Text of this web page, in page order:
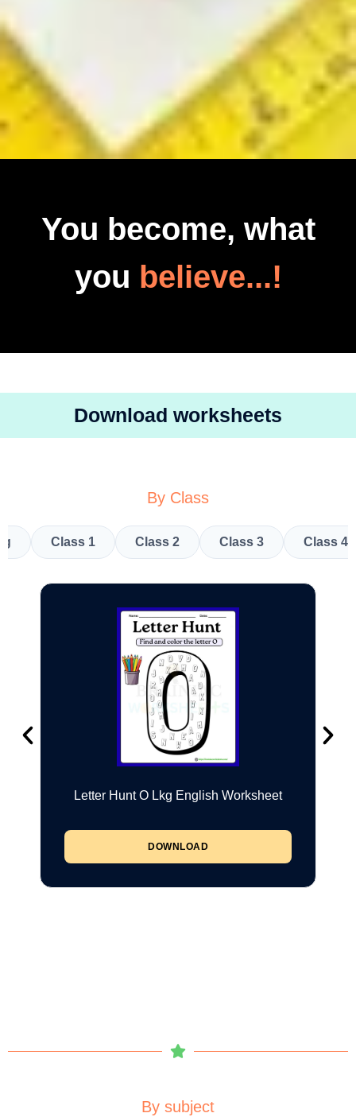
You become, what
you believe...!
Download worksheets
By Class
Class 1 Class 2 Class 3 Class 4
Letter Hunt O Lkg English Worksheet
DOWNLOAD
By subject